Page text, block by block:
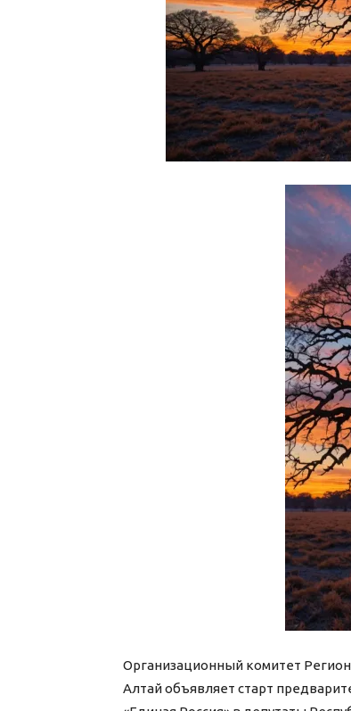
Организационный комитет
Алтай объявляет старт